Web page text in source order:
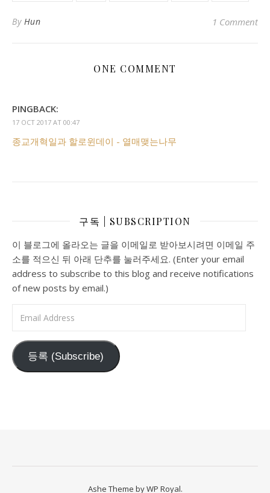
By Hun 1 Comment
ONE COMMENT
PINGBACK:
17 OCT 2017 AT 00:47
종교개혁일과 할로윈데이 - 열매맺는나무
구독 | SUBSCRIPTION
이 블로그에 올라오는 글을 이메일로 받아보시려면 이메일 주
소를 적으신 뒤 아래 단추를 눌러주세요. (Enter your email
address to subscribe to this blog and receive notifications
of new posts by email.)
등록 (Subscribe)
Ashe Theme byWP Royal.